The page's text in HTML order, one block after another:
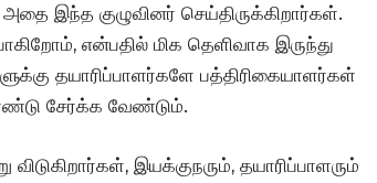
அதை இந்த குழுவினர் செய்திருக்கிறார்கள்.
என்பதில் மிக தெளிவாக இருந்து
தயாரிப்பாளர்களே பத்திரிகையாளர்கள்
சேர்க்க வேண்டும்.
விடுகிறார்கள், இயக்குநரும், தயாரிப்பாளரும்